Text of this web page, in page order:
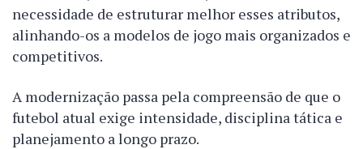
necessidade de estruturar melhor esses atributos,
alinhando-os a modelos de jogo mais organizados e
competitivos.
A modernização passa pela compreensão de que o
futebol atual exige intensidade, disciplina tática e
planejamento a longo prazo.